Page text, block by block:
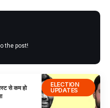
the post!
ELECTION
UPDATES
से कम हो